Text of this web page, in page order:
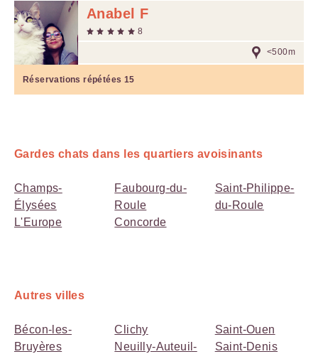
Anabel F
8
<500m
Réservations répétées 15
Gardes chats dans les quartiers avoisinants
Champs-
Élysées
L'Europe
Faubourg-du-
Roule
Concorde
Saint-Philippe-
du-Roule
Autres villes
Bécon-les-
Bruyères
Clichy
Neuilly-Auteuil-
Saint-Ouen
Saint-Denis